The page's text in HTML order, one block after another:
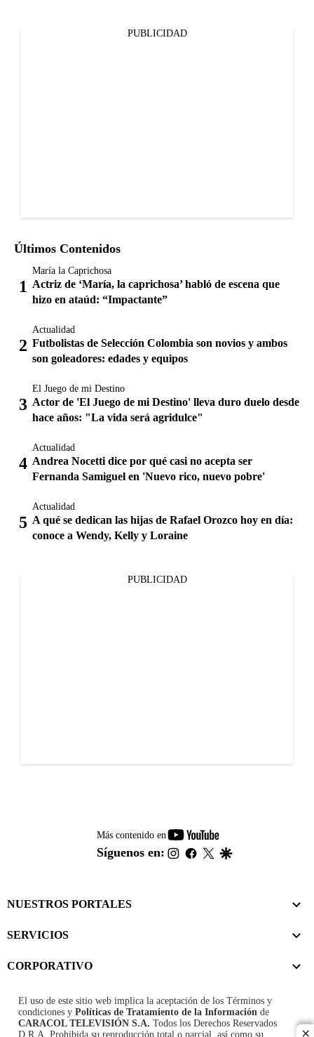
PUBLICIDAD
Últimos Contenidos
María la Caprichosa
Actriz de ‘María, la caprichosa’ habló de escena que
hizo en ataúd: “Impactante”
Actualidad
Futbolistas de Selección Colombia son novios y ambos
son goleadores: edades y equipos
El Juego de mi Destino
Actor de 'El Juego de mi Destino' lleva duro duelo desde
hace años: "La vida será agridulce"
Actualidad
Andrea Nocetti dice por qué casi no acepta ser
Fernanda Samiguel en 'Nuevo rico, nuevo pobre'
Actualidad
A qué se dedican las hijas de Rafael Orozco hoy en día:
conoce a Wendy, Kelly y Loraine
PUBLICIDAD
Más contenido en
youtube-
footer
Síguenos en: instagram
facebook
twitter
NUESTROS PORTALES
SERVICIOS
CORPORATIVO
El uso de este sitio web implica la aceptación de los Términos y
condiciones y Políticas de Tratamiento de la Información de
CARACOL TELEVISIÓN S.A. Todos los Derechos Reservados
D.R.A. Prohibida su reproducción total o parcial, así como su